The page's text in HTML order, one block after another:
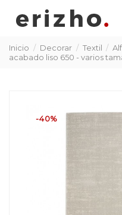
Inicio Decorar Textil
acabado liso 650 - varios
-40%